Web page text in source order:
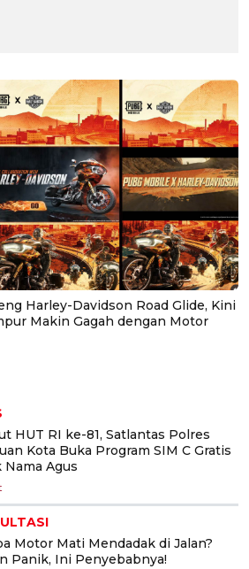
Harley-Davidson Road Glide, Kini
Makin Gagah dengan Motor
HUT RI ke-81, Satlantas Polres
Kota Buka Program SIM C Gratis
Nama Agus
Motor Mati Mendadak di Jalan?
Panik, Ini Penyebabnya!